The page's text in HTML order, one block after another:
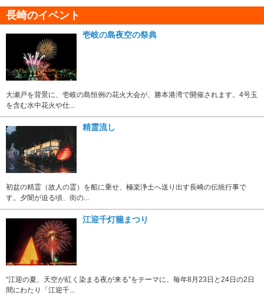
長崎のイベント
壱岐の島夜空の祭典
大瀬戸を背景に、壱岐の島恒例の花火大会が、勝本港湾で開催されます。4号玉
を含む水中花火や仕...
精霊流し
初盆の精霊（故人の霊）を船に乗せ、極楽浄土へ送り出す長崎の伝統行事で
す。夕闇が迫る頃、街の...
江迎千灯籠まつり
“江迎の夏、天空が紅く染まる夜が来る”をテーマに、毎年8月23日と24日の2日
間にわたり「江迎千...